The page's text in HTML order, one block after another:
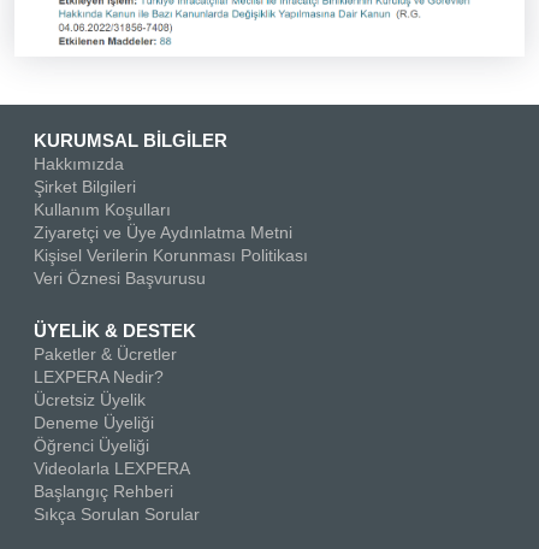
KURUMSAL BİLGİLER
Hakkımızda
Şirket Bilgileri
Kullanım Koşulları
Ziyaretçi ve Üye Aydınlatma Metni
Kişisel Verilerin Korunması Politikası
Veri Öznesi Başvurusu
ÜYELİK & DESTEK
Paketler & Ücretler
LEXPERA Nedir?
Ücretsiz Üyelik
Deneme Üyeliği
Öğrenci Üyeliği
Videolarla LEXPERA
Başlangıç Rehberi
Sıkça Sorulan Sorular